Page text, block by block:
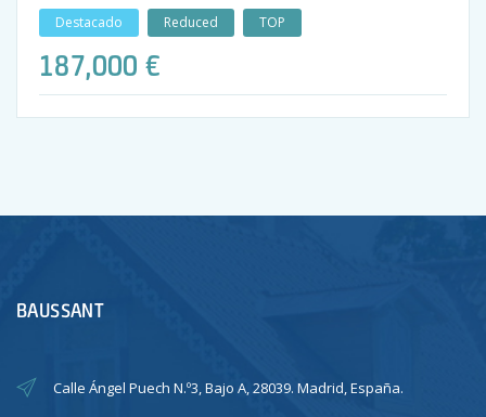
Destacado Reduced TOP
187,000 €
BAUSSANT
Calle Ángel Puech N.º3, Bajo A, 28039. Madrid, España.